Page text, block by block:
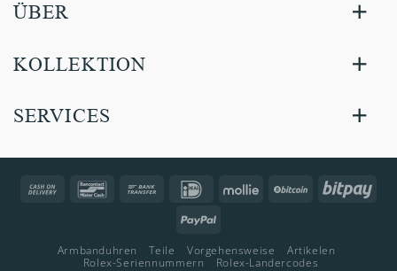
ÜBER
KOLLEKTION
SERVICES
Cash
Bancontact Bank
IDeal Mollie BitCoin
PayPal
Armbanduhren Teile Vorgehensweise
Artikelen
Rolex-Seriennummern
Rolex-Landercodes